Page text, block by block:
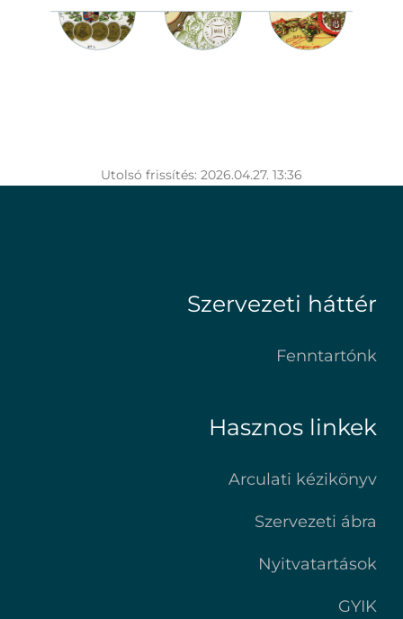
Utolsó frissítés: 2026.04.27. 13:36
Szervezeti háttér
Fenntartónk
Hasznos linkek
Arculati kézikönyv
Szervezeti ábra
Nyitvatartások
GYIK